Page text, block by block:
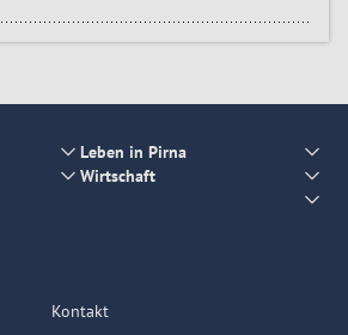
Leben in Pirna
Wirtschaft
Kontakt